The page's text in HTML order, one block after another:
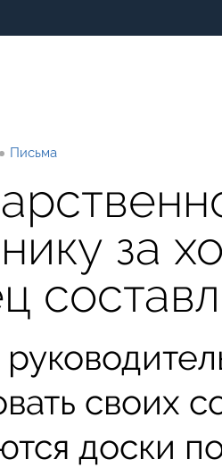
Письма
за
своих
доски